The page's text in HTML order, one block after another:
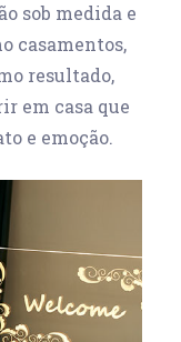
sob medida e
casamentos,
resultado,
em casa que
e emoção.